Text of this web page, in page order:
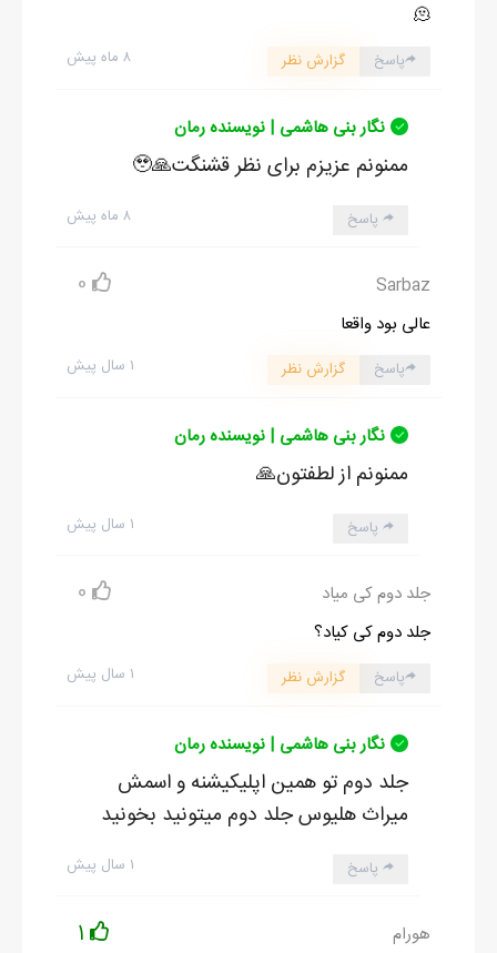
🫠
۸ ماه پیش پاسخ گزارش نظر
نگار بنی هاشمی | نویسنده رمان
ممنونم عزیزم برای نظر قشنگت🙏🥹
۸ ماه پیش پاسخ
Sarbaz
0
عالی بود واقعا
۱ سال پیش پاسخ گزارش نظر
نگار بنی هاشمی | نویسنده رمان
ممنونم از لطفتون🙏
۱ سال پیش پاسخ
جلد دوم کی میاد 0
جلد دوم کی کیاد؟
۱ سال پیش پاسخ گزارش نظر
نگار بنی هاشمی | نویسنده رمان
جلد دوم تو همین اپلیکیشنه و اسمش
میراث هلیوس جلد دوم میتونید بخونید
۱ سال پیش پاسخ
هورام 1